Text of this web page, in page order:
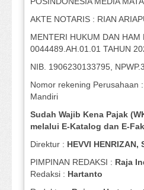
AKTE NOTARIS : RIAN
MENTERI HUKUM DAN HAM
0044489.AH.01.01 TAHUN
NIB. 1906230133795,
Nomor rekening Perusahaan :
Mandiri
Sudah Wajib Kena Pajak
melalui E-Katalog dan E-
Direktur : HEVVI HENRIZAN,
PIMPINAN REDAKSI : Raja
Redaksi : Hartanto